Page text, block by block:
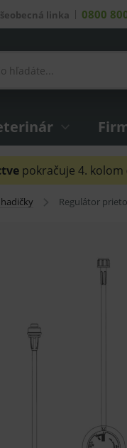
linka 0800
pokračuje 4. kolom
Regulátor